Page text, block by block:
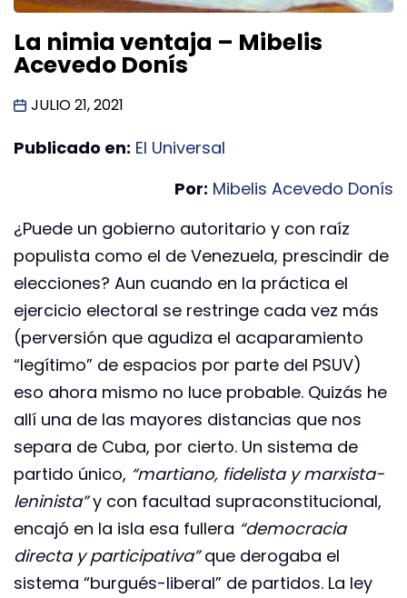
La nimia ventaja – Mibelis
Acevedo Donís
JULIO 21, 2021
Publicado en: El Universal
Por: Mibelis Acevedo Donís
¿Puede un gobierno autoritario y con raíz
populista como el de Venezuela, prescindir de
elecciones? Aun cuando en la práctica el
ejercicio electoral se restringe cada vez más
(perversión que agudiza el acaparamiento
“legítimo” de espacios por parte del PSUV)
eso ahora mismo no luce probable. Quizás he
allí una de las mayores distancias que nos
separa de Cuba, por cierto. Un sistema de
partido único, “martiano, fidelista y marxista-
leninista”y con facultad supraconstitucional,
encajó en la isla esa fullera “democracia
directa y participativa”que derogaba el
sistema “burgués-liberal” de partidos. La ley